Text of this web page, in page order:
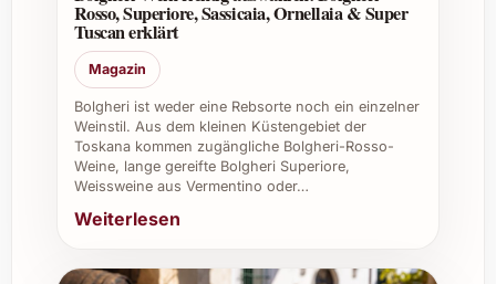
Veranstaltungen gesteigert wird. Auch in
Firmenevents stärkt dieser Wein das Image
und vermittelt Wertschätzung gegenüber
Geschäftspartnern. Ideal, um besondere
Momente zu feiern, zu geniessen und in
bester Erinnerung zu behalten.
Rosso, Superiore, Sassicaia, Ornellaia & Super
Tuscan erklärt
Magazin
Bolgheri ist weder eine Rebsorte noch ein einzelner
Weinstil. Aus dem kleinen Küstengebiet der
Toskana kommen zugängliche Bolgheri-Rosso-
Weine, lange gereifte Bolgheri Superiore,
Weissweine aus Vermentino oder…
Weiterlesen